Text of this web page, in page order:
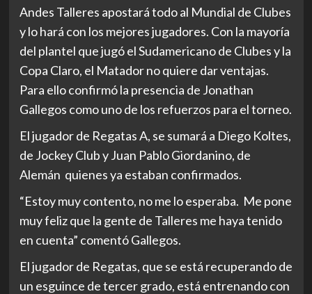
Andes Talleres apostará todo al Mundial de Clubes
y lo hará con los mejores jugadores. Con la mayoría
del plantel que jugó el Sudamericano de Clubes y la
Copa Claro, el Matador no quiere dar ventajas.
Para ello confirmó la presencia de Jonathan
Gallegos como uno de los refuerzos para el torneo.
El jugador de Regatas A, se sumará a Diego Koltes,
de Jockey Club y Juan Pablo Giordanino, de
Alemán quienes ya estaban confirmados.
“Estoy muy contento, no me lo esperaba. Me pone
muy feliz que la gente de Talleres me haya tenido
en cuenta” comentó Gallegos.
El jugador de Regatas, que se está recuperando de
un esguince de tercer grado, está entrenando con